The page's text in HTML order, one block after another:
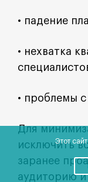
• падение
• нехватка
• проблемы
Для
исключить
заранее
аудиторию и
Этот